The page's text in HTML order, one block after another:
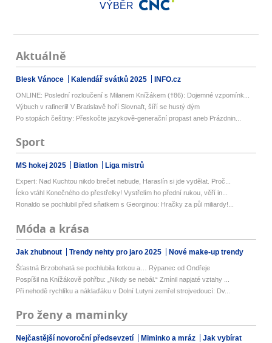
VÝBĚR
Aktuálně
Blesk Vánoce Kalendář svátků 2025 INFO.cz
ONLINE: Poslední rozloučení s Milanem Knížákem (†86): Dojemné vzpomínk...
Výbuch v rafinerii! V Bratislavě hoří Slovnaft, šíří se hustý dým
Po stopách češtiny: Přeskočte jazykově-generační propast aneb Prázdnin...
Sport
MS hokej 2025 Biatlon Liga mistrů
Expert: Nad Kuchtou nikdo brečet nebude, Haraslín si jde vydělat. Proč...
Ícko vtáhl Konečného do přestřelky! Vystřelím ho přední rukou, věří in...
Ronaldo se pochlubil před sňatkem s Georginou: Hračky za půl miliardy!...
Móda a krása
Jak zhubnout Trendy nehty pro jaro 2025 Nové make-up trendy
Šťastná Brzobohatá se pochlubila fotkou a… Rýpanec od Ondřeje
Pospíšil na Knížákově pohřbu: „Nikdy se nebál.“ Zmínil napjaté vztahy ...
Při nehodě rychlíku a náklaďáku v Dolní Lutyni zemřel strojvedoucí: Dv...
Pro ženy a maminky
Nejčastější novoroční předsevzetí Miminko a mráz
Jak vybírat